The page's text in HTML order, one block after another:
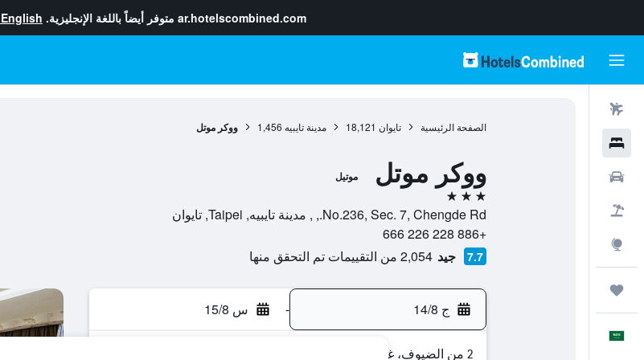
ar.hotelscombined.com متوفر أيضاً باللغة الإنجليزية.
الصفحة الرئيسية تايوان 18,121 مدينة تايبيه 1,456 ووكر موتل
ووكر موتل موتيل
3 نجوم
No.236, Sec. 7, Chengde Rd., , مدينة تايبيه, Taipei, تايوان
+886 228 226 666
7.7 جيد 2,054 من التقييمات تم التحقق منها
ج 14/8 - س 15/8
2 من الضيوف، غرفة واحدة